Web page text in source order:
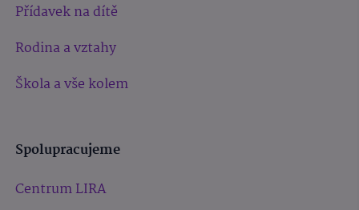
Přídavek na dítě
Rodina a vztahy
Škola a vše kolem
Spolupracujeme
Centrum LIRA